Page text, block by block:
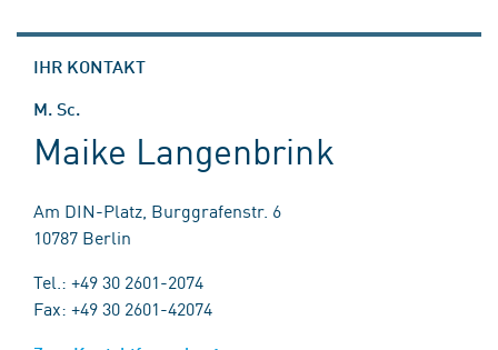
IHR KONTAKT
M. Sc.
Maike Langenbrink
Am DIN-Platz, Burggrafenstr. 6
10787 Berlin
Tel.: +49 30 2601-2074
Fax: +49 30 2601-42074